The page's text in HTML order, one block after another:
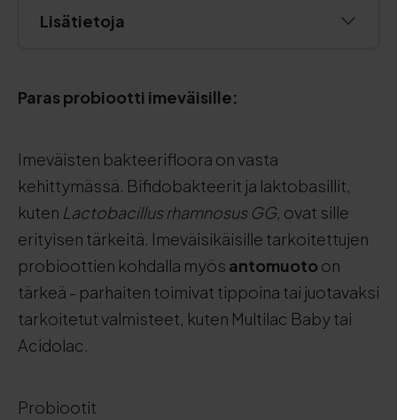
Lisätietoja
Paras probiootti imeväisille:
Imeväisten bakteerifloora on vasta
kehittymässä. Bifidobakteerit ja laktobasillit,
kuten Lactobacillus rhamnosus GG, ovat sille
erityisen tärkeitä. Imeväisikäisille tarkoitettujen
probioottien kohdalla myös antomuoto on
tärkeä - parhaiten toimivat tippoina tai juotavaksi
tarkoitetut valmisteet, kuten Multilac Baby tai
Acidolac.
Probiootit